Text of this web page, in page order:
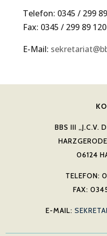
Telefon: 0345 / 299
Fax: 0345 / 299 89 120
E-Mail:
BBS III „J.C.V.
06124
TELEFON:
FAX:
E-MAIL: